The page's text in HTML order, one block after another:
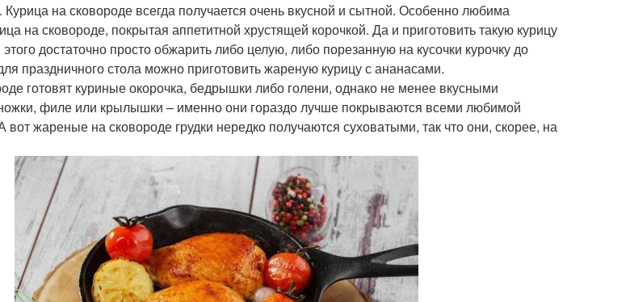
Курица на сковороде всегда получается очень вкусной и сытной. Особенно любима
на сковороде, покрытая аппетитной хрустящей корочкой. Да и приготовить такую курицу
достаточно просто обжарить либо целую, либо порезанную на кусочки курочку до
праздничного стола можно приготовить жареную курицу с ананасами.
готовят куриные окорочка, бедрышки либо голени, однако не менее вкусными
филе или крылышки – именно они гораздо лучше покрываются всеми любимой
вот жареные на сковороде грудки нередко получаются суховатыми, так что они, скорее, на